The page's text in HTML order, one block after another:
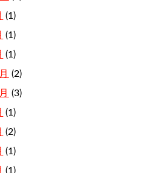
(1)
(1)
(1)
(2)
(3)
(1)
(2)
(1)
(1)